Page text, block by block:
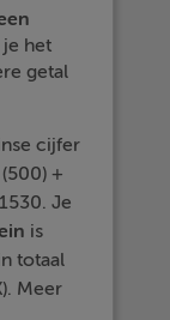
je het
getal
cijfer
+
Je
is
totaal
Meer